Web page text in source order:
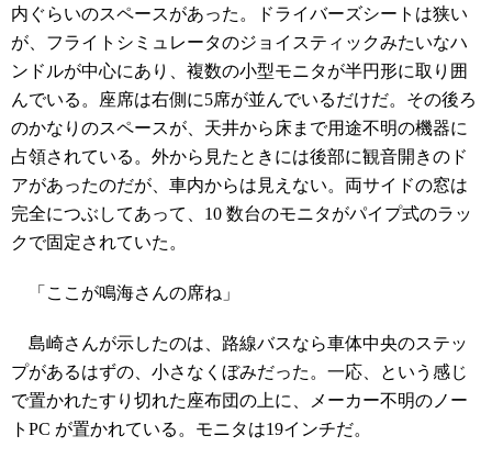
内ぐらいのスペースがあった。ドライバーズシートは狭い
が、フライトシミュレータのジョイスティックみたいなハ
ンドルが中心にあり、複数の小型モニタが半円形に取り囲
んでいる。座席は右側に5席が並んでいるだけだ。その後ろ
のかなりのスペースが、天井から床まで用途不明の機器に
占領されている。外から見たときには後部に観音開きのド
アがあったのだが、車内からは見えない。両サイドの窓は
完全につぶしてあって、10 数台のモニタがパイプ式のラッ
クで固定されていた。
「ここが鳴海さんの席ね」
島崎さんが示したのは、路線バスなら車体中央のステッ
プがあるはずの、小さなくぼみだった。一応、という感じ
で置かれたすり切れた座布団の上に、メーカー不明のノー
トPC が置かれている。モニタは19インチだ。